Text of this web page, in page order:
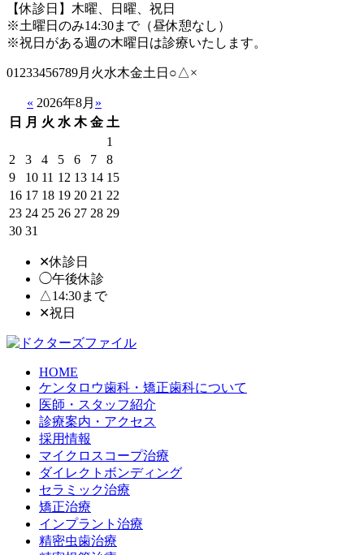
【休診日】木曜、日曜、祝日
※土曜日のみ14:30まで（昼休憩なし）
※祝日がある週の木曜日は診療いたします。
01233456789月火水木金土日○△×
« 2026年8月 »
日
月 火 水 木 金 土
1
2
3 4 5 6 7
8
9
10 11 12 13 14 15
16 17 18 19 20 21 22
23 24 25 26 27 28 29
30 31
✕休診日
◯午後休診
△14:30まで
✕祝日
HOME
ケンタロウ歯科・矯正歯科について
医師・スタッフ紹介
診療案内・アクセス
採用情報
マイクロスコープ治療
ダイレクトボンディング
セラミック治療
矯正治療
インプラント治療
精密虫歯治療